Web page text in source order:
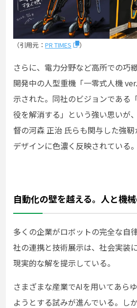
（引用元： PR TIMES ）
さらに、電力分野など高所での巧
開発中の人型重機「一零式人機
示された。同社のビジョンである
役を解消する」という強い思いが
督の河森 正治 氏らも関与した強
デザインに色濃く反映されている。
自動化の壁を越える。人と機
多くの企業がロボットの完全な自
社の連携と技術展示は、社会実装
現実的な解を提示している。
さまざまな産業でAIを用いてあら
ようとする試みが進んでいる。し